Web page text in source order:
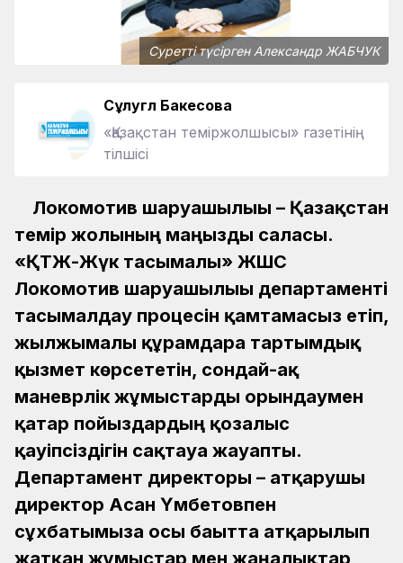
Суретті түсірген Александр ЖАБЧУК
Сұлугүл Бакесова
«Қазақстан теміржолшысы» газетінің
тілшісі
Локомотив шаруашылығы – Қазақстан
темір жолының маңызды саласы.
«ҚТЖ-Жүк тасымалы» ЖШС
Локомотив шаруашылығы департаменті
тасымалдау процесін қамтамасыз етіп,
жылжымалы құрамдарға тартымдық
қызмет көрсететін, сондай-ақ
маневрлік жұмыстарды орындаумен
қатар пойыздардың қозғалыс
қауіпсіздігін сақтауға жауапты.
Департамент директоры – атқарушы
директор Асан Үмбетовпен
сұхбатымызға осы бағытта атқарылып
жатқан жұмыстар мен жаңалықтар